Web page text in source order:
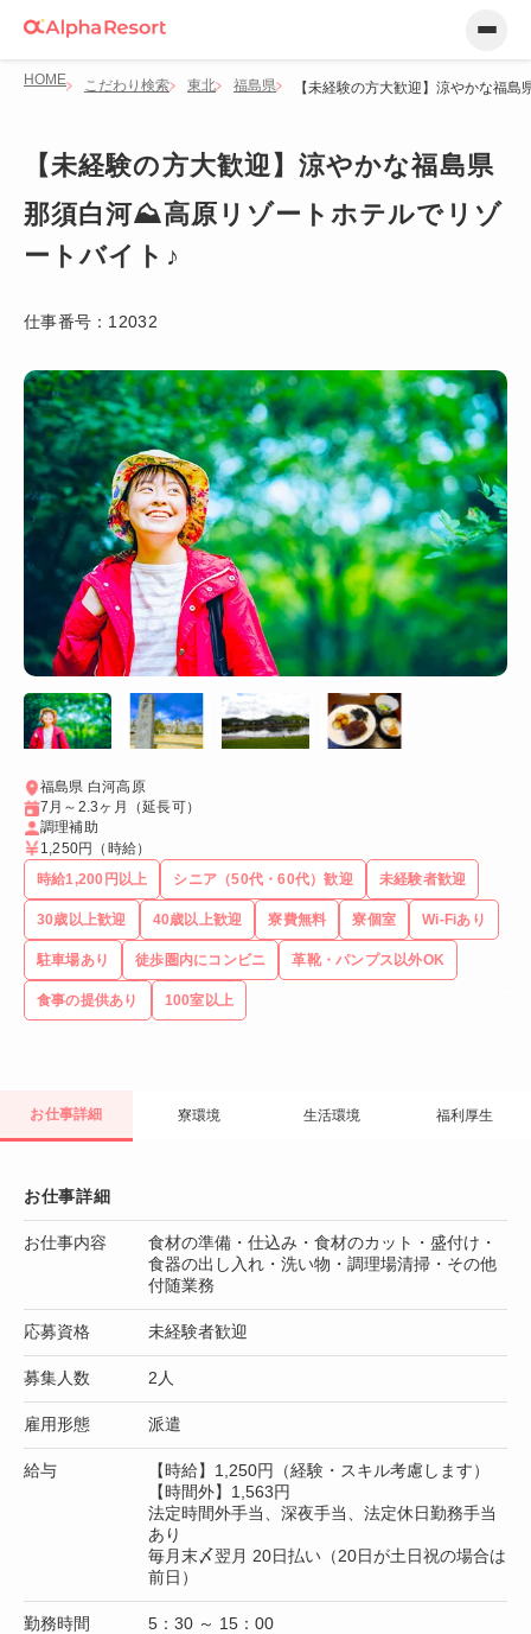
HOME こだわり検索 東北 福島県 【未経験の方大歓迎】涼やかな福
【未経験の方大歓迎】涼やかな福島県
那須白河⛰️高原リゾートホテルでリゾ
ートバイト♪
仕事番号： 12032
福島県 白河高原
7月～2.3ヶ月（延長可）
調理補助
1,250円 （時給）
時給1,200円以上
シニア（50代・60代）歓迎 未経験者歓迎
30歳以上歓迎 40歳以上歓迎 寮費無料 寮個室 Wi-Fiあり
駐車場あり 徒歩圏内にコンビニ 革靴・パンプス以外OK
食事の提供あり 100室以上
お仕事詳細 寮環境 生活環境 福利厚生
お仕事詳細
お仕事内容
食材の準備・仕込み・食材のカット・盛付け・
食器の出し入れ・洗い物・調理場清掃・その他
付随業務
応募資格 未経験者歓迎
募集人数 2人
雇用形態 派遣
給与
【時給】1,250円（経験・スキル考慮します）
【時間外】1,563円
法定時間外手当、深夜手当、法定休日勤務手当
あり
毎月末〆翌月 20日払い（20日が土日祝の場合は
前日）
勤務時間
5：30 ～ 15：00